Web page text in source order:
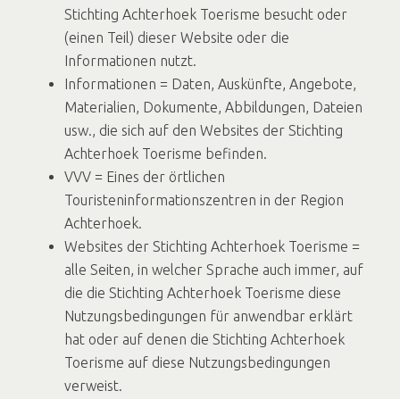
Stichting Achterhoek Toerisme besucht oder
(einen Teil) dieser Website oder die
Informationen nutzt.
Informationen = Daten, Auskünfte, Angebote,
Materialien, Dokumente, Abbildungen, Dateien
usw., die sich auf den Websites der Stichting
Achterhoek Toerisme befinden.
VVV = Eines der örtlichen
Touristeninformationszentren in der Region
Achterhoek.
Websites der Stichting Achterhoek Toerisme =
alle Seiten, in welcher Sprache auch immer, auf
die die Stichting Achterhoek Toerisme diese
Nutzungsbedingungen für anwendbar erklärt
hat oder auf denen die Stichting Achterhoek
Toerisme auf diese Nutzungsbedingungen
verweist.